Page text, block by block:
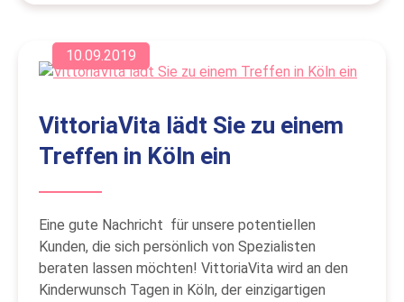
10.09.2019
VittoriaVita lädt Sie zu einem
Treffen in Köln ein
Eine gute Nachricht für unsere potentiellen
Kunden, die sich persönlich von Spezialisten
beraten lassen möchten! VittoriaVita wird an den
Kinderwunsch Tagen in Köln, der einzigartigen